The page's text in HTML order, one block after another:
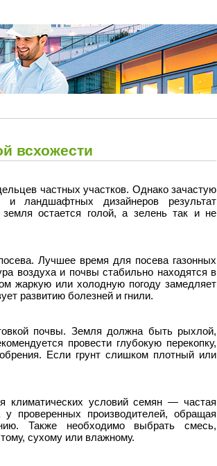
всхожести
частных участков. Однако зачастую
ландшафтных дизайнеров результат
остается голой, а зелень так и не
Лучшее время для посева газонных
воздуха и почвы стабильно находятся в
жаркую или холодную погоду замедляет
развитию болезней и гнили.
почвы. Земля должна быть рыхлой,
провести глубокую перекопку,
Если грунт слишком плотный или
климатических условий семян — частая
проверенных производителей, обращая
Также необходимо выбрать смесь,
сухому или влажному.